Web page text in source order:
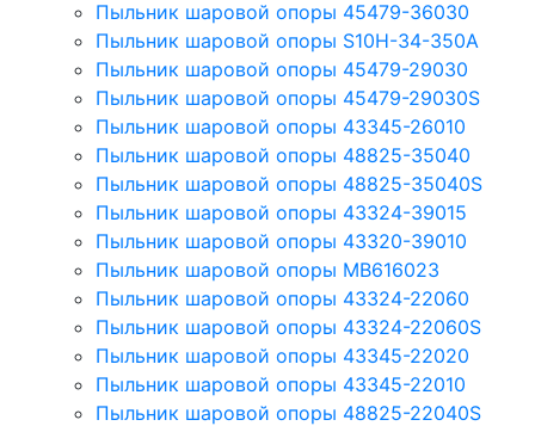
Пыльник шаровой опоры 45479-36030
Пыльник шаровой опоры S10H-34-350A
Пыльник шаровой опоры 45479-29030
Пыльник шаровой опоры 45479-29030S
Пыльник шаровой опоры 43345-26010
Пыльник шаровой опоры 48825-35040
Пыльник шаровой опоры 48825-35040S
Пыльник шаровой опоры 43324-39015
Пыльник шаровой опоры 43320-39010
Пыльник шаровой опоры MB616023
Пыльник шаровой опоры 43324-22060
Пыльник шаровой опоры 43324-22060S
Пыльник шаровой опоры 43345-22020
Пыльник шаровой опоры 43345-22010
Пыльник шаровой опоры 48825-22040S